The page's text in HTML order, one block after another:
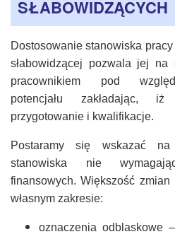
KONTAKT
1,5%
SŁABOWIDZĄCYCH
Dostosowanie stanowiska
słabowidzącej pozwala jej na
pracownikiem pod
potencjału zakładając,
przygotowanie i kwalifikacje.
Postaramy się wskazać na
stanowiska nie
finansowych. Większość
własnym zakresie:
oznaczenia odblaskowe